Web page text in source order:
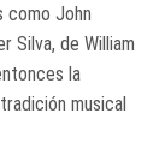
John
Silva, de William
la
musical